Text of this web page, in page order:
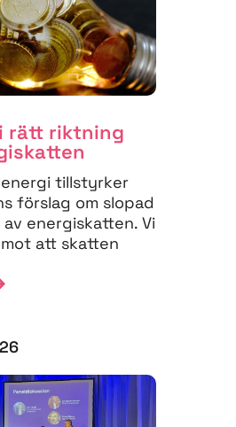
rätt riktning
tillstyrker
förslag om slopad
energiskatten. Vi
att skatten